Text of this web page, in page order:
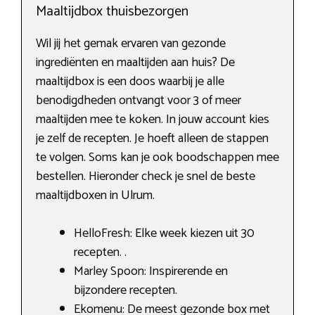
Maaltijdbox thuisbezorgen
Wil jij het gemak ervaren van gezonde
ingrediënten en maaltijden aan huis? De
maaltijdbox is een doos waarbij je alle
benodigdheden ontvangt voor 3 of meer
maaltijden mee te koken. In jouw account kies
je zelf de recepten. Je hoeft alleen de stappen
te volgen. Soms kan je ook boodschappen mee
bestellen. Hieronder check je snel de beste
maaltijdboxen in Ulrum.
HelloFresh: Elke week kiezen uit 30
recepten. .
Marley Spoon: Inspirerende en
bijzondere recepten.
Ekomenu: De meest gezonde box met